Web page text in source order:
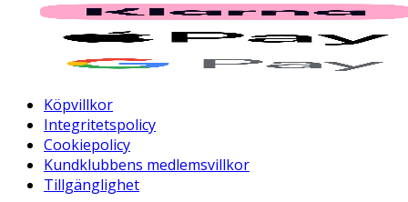
Köpvillkor
Integritetspolicy
Cookiepolicy
Kundklubbens medlemsvillkor
Tillgänglighet